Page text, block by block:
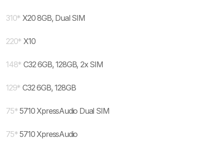
310* X20 8GB, Dual SIM
220* X10
148* C32 6GB, 128GB, 2x SIM
129* C32 6GB, 128GB
75* 5710 XpressAudio Dual SIM
75* 5710 XpressAudio